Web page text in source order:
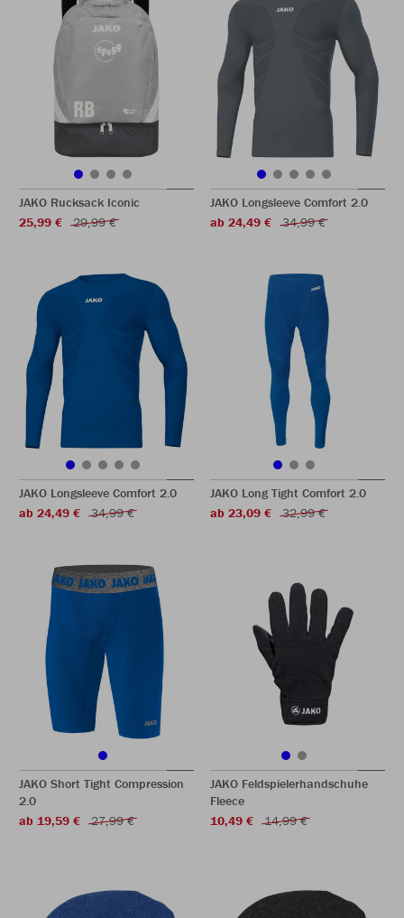
JAKO Rucksack Iconic
25,99 €
29,99 €
JAKO Longsleeve Comfort 2.0
ab 24,49 €
34,99 €
JAKO Longsleeve Comfort 2.0
ab 24,49 €
34,99 €
JAKO Long Tight Comfort 2.0
ab 23,09 €
32,99 €
JAKO Short Tight Compression
2.0
ab 19,59 €
27,99 €
JAKO Feldspielerhandschuhe
Fleece
10,49 €
14,99 €